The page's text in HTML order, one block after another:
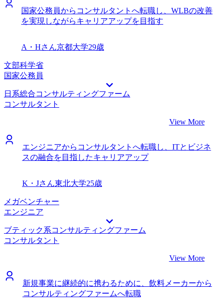
国家公務員からコンサルタントへ転職し、WLBの改善
を実現しながらキャリアアップを目指す
A・Hさん京都大学29歳
文部科学省
国家公務員
日系総合コンサルティングファーム
コンサルタント
View More
エンジニアからコンサルタントへ転職し、ITとビジネ
スの融合を目指したキャリアアップ
K・Jさん東北大学25歳
メガベンチャー
エンジニア
ブティック系コンサルティングファーム
コンサルタント
View More
新規事業に継続的に携わるために、飲料メーカーから
コンサルティングファームへ転職